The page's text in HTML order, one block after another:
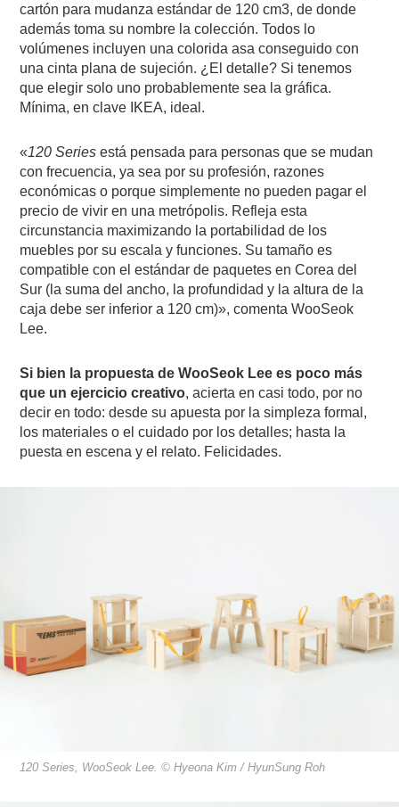
cartón para mudanza estándar de 120 cm3, de donde
además toma su nombre la colección. Todos lo
volúmenes incluyen una colorida asa conseguido con
una cinta plana de sujeción. ¿El detalle? Si tenemos
que elegir solo uno probablemente sea la gráfica.
Mínima, en clave IKEA, ideal.
«120 Series está pensada para personas que se mudan
con frecuencia, ya sea por su profesión, razones
económicas o porque simplemente no pueden pagar el
precio de vivir en una metrópolis. Refleja esta
circunstancia maximizando la portabilidad de los
muebles por su escala y funciones. Su tamaño es
compatible con el estándar de paquetes en Corea del
Sur (la suma del ancho, la profundidad y la altura de la
caja debe ser inferior a 120 cm)», comenta WooSeok
Lee.
Si bien la propuesta de WooSeok Lee es poco más
que un ejercicio creativo, acierta en casi todo, por no
decir en todo: desde su apuesta por la simpleza formal,
los materiales o el cuidado por los detalles; hasta la
puesta en escena y el relato. Felicidades.
120 Series, WooSeok Lee. © Hyeona Kim / HyunSung Roh